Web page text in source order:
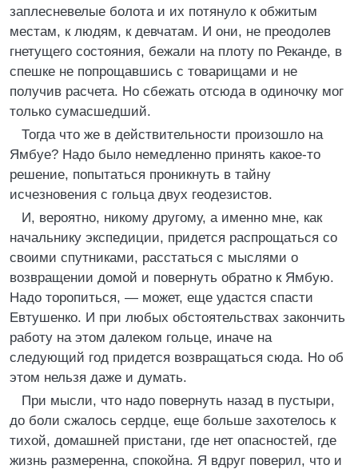
заплесневелые болота и их потянуло к обжитым
местам, к людям, к девчатам. И они, не преодолев
гнетущего состояния, бежали на плоту по Реканде, в
спешке не попрощавшись с товарищами и не
получив расчета. Но сбежать отсюда в одиночку мог
только сумасшедший.
Тогда что же в действительности произошло на
Ямбуе? Надо было немедленно принять какое-то
решение, попытаться проникнуть в тайну
исчезновения с гольца двух геодезистов.
И, вероятно, никому другому, а именно мне, как
начальнику экспедиции, придется распрощаться со
своими спутниками, расстаться с мыслями о
возвращении домой и повернуть обратно к Ямбую.
Надо торопиться, — может, еще удастся спасти
Евтушенко. И при любых обстоятельствах закончить
работу на этом далеком гольце, иначе на
следующий год придется возвращаться сюда. Но об
этом нельзя даже и думать.
При мысли, что надо повернуть назад в пустыри,
до боли сжалось сердце, еще больше захотелось к
тихой, домашней пристани, где нет опасностей, где
жизнь размеренна, спокойна. Я вдруг поверил, что и